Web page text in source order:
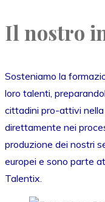
Il nostro
Sosteniamo la
loro talenti,
cittadini pro-attivi
direttamente nei
produzione dei nostri
europei e sono parte
Talentix.